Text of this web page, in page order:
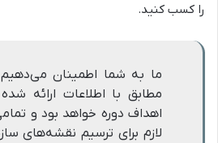
را کسب کنید.
ما به شما اطمینان
مطابق با اطلاعات ارائه
اهداف دوره خواهد بود و
لازم برای ترسیم نقشه‌های